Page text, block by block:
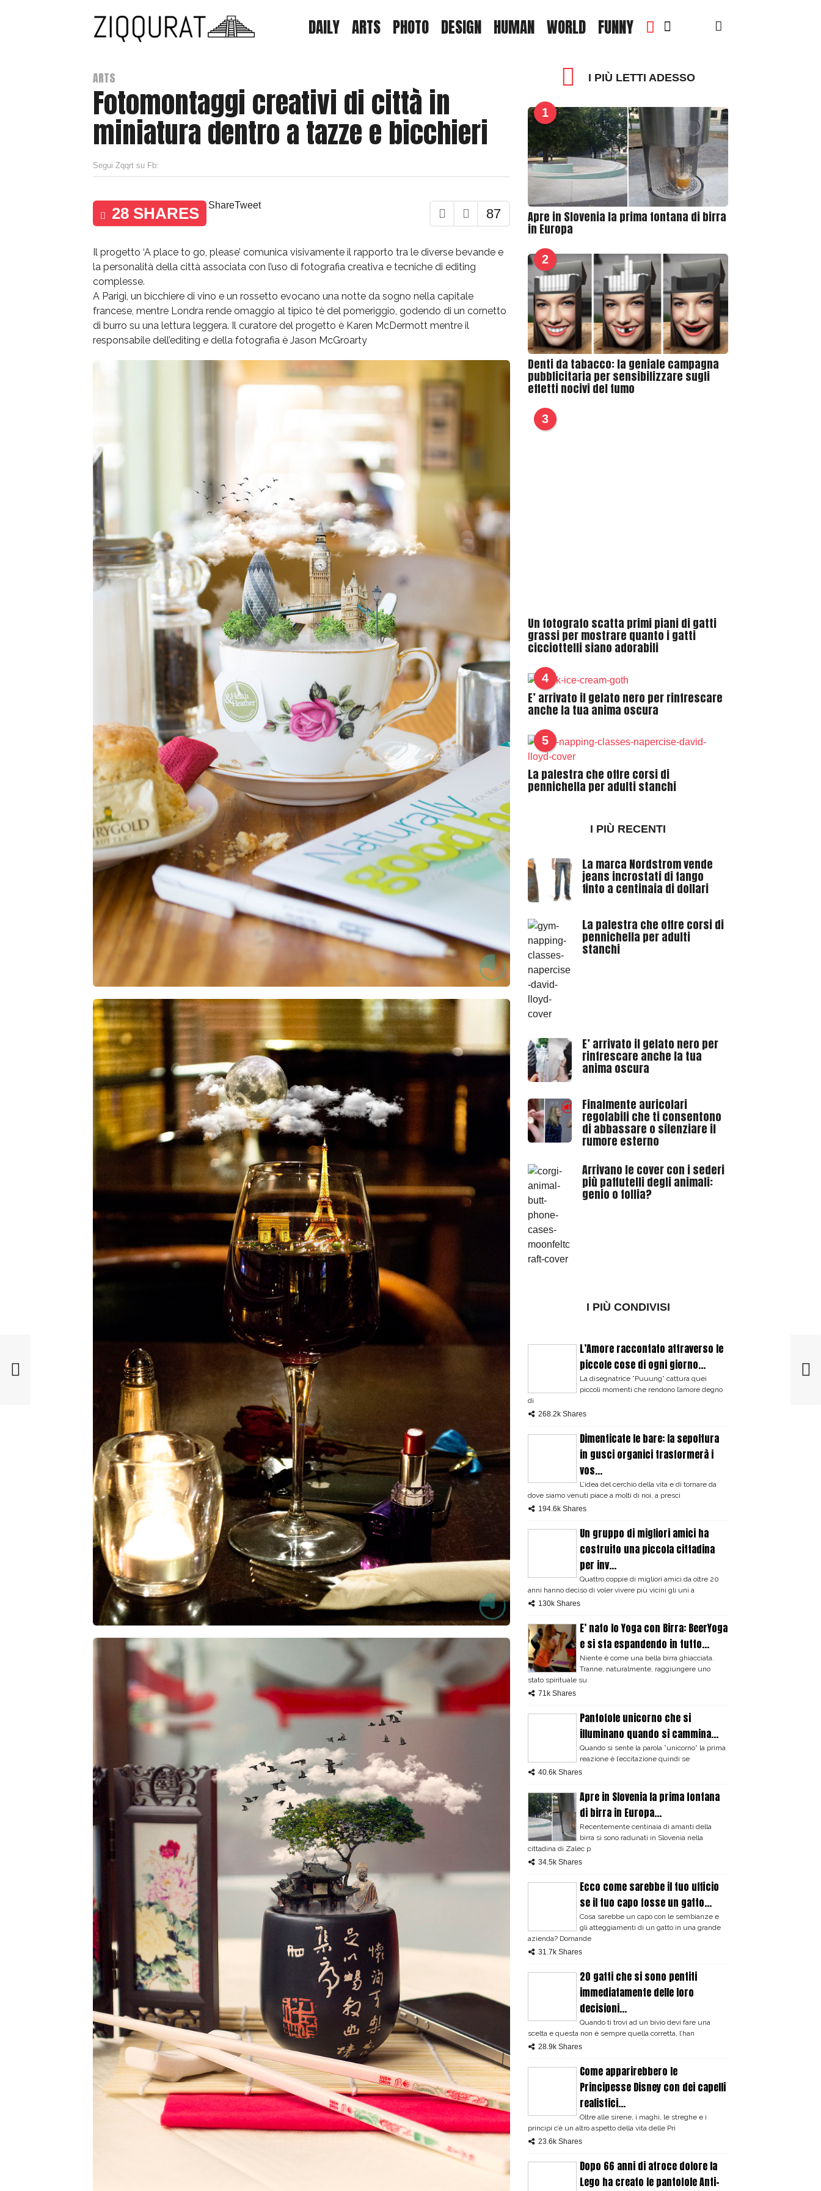
DAILY ARTS PHOTO DESIGN HUMAN WORLD FUNNY
ARTS
Fotomontaggi creativi di città in
miniatura dentro a tazze e bicchieri
Segui Zqqrt su Fb:
28 SHARES 87
ShareTweet
Il progetto ‘A place to go, please’ comunica visivamente il rapporto tra le diverse bevande e
la personalità della città associata con l’uso di fotografia creativa e tecniche di editing
complesse.
A Parigi, un bicchiere di vino e un rossetto evocano una notte da sogno nella capitale
francese, mentre Londra rende omaggio al tipico tè del pomeriggio, godendo di un cornetto
di burro su una lettura leggera. Il curatore del progetto è Karen McDermott mentre il
responsabile dell’editing e della fotografia è Jason McGroarty
I PIÙ LETTI ADESSO
1
Apre in Slovenia la prima fontana di birra
in Europa
2
Denti da tabacco: la geniale campagna
pubblicitaria per sensibilizzare sugli
effetti nocivi del fumo
3
Un fotografo scatta primi piani di gatti
grassi per mostrare quanto i gatti
cicciottelli siano adorabili
4
E’ arrivato il gelato nero per rinfrescare
anche la tua anima oscura
5
La palestra che offre corsi di
pennichella per adulti stanchi
I PIÙ RECENTI
La marca Nordstrom vende
jeans incrostati di fango
finto a centinaia di dollari
La palestra che offre corsi di
pennichella per adulti
stanchi
E’ arrivato il gelato nero per
rinfrescare anche la tua
anima oscura
Finalmente auricolari
regolabili che ti consentono
di abbassare o silenziare il
rumore esterno
Arrivano le cover con i sederi
più paffutelli degli animali:
genio o follia?
I PIÙ CONDIVISI
L’Amore raccontato attraverso le
piccole cose di ogni giorno...
La disegnatrice ”Puuung” cattura quei
piccoli momenti che rendono l’amore degno
di
268.2k Shares
Dimenticate le bare: la sepoltura
in gusci organici trasformerà i
vos...
L’idea del cerchio della vita e di tornare da
dove siamo venuti piace a molti di noi, a presci
194.6k Shares
Un gruppo di migliori amici ha
costruito una piccola cittadina
per inv...
Quattro coppie di migliori amici da oltre 20
anni hanno deciso di voler vivere più vicini gli uni a
130k Shares
E’ nato lo Yoga con Birra: BeerYoga
e si sta espandendo in tutto...
Niente è come una bella birra ghiacciata.
Tranne, naturalmente, raggiungere uno
stato spirituale su
71k Shares
Pantofole unicorno che si
illuminano quando si cammina...
Quando si sente la parola ”unicorno” la prima
reazione è l’eccitazione quindi se
40.6k Shares
Apre in Slovenia la prima fontana
di birra in Europa...
Recentemente centinaia di amanti della
birra si sono radunati in Slovenia nella
cittadina di Zalec p
34.5k Shares
Ecco come sarebbe il tuo ufficio
se il tuo capo fosse un gatto...
Cosa sarebbe un capo con le sembianze e
gli atteggiamenti di un gatto in una grande
azienda? Domande
31.7k Shares
20 gatti che si sono pentiti
immediatamente delle loro
decisioni...
Quando ti trovi ad un bivio devi fare una
scelta e questa non è sempre quella corretta, l’han
28.9k Shares
Come apparirebbero le
Principesse Disney con dei capelli
realistici...
Oltre alle sirene, i maghi, le streghe e i
principi c’è un altro aspetto della vita delle Pri
23.6k Shares
Dopo 66 anni di atroce dolore la
Lego ha creato le pantofole Anti-